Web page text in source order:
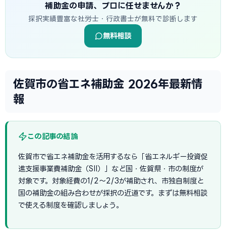
補助金の申請、プロに任せませんか？
採択実績豊富な社労士・行政書士が無料で診断します
無料相談
佐賀市の省エネ補助金 2026年最新情
報
この記事の結論
佐賀市で省エネ補助金を活用するなら「省エネルギー投資促
進支援事業費補助金（SII）」など国・佐賀県・市の制度が
対象です。対象経費の1/2〜2/3が補助され、市独自制度と
国の補助金の組み合わせが採択の近道です。まずは無料相談
で使える制度を確認しましょう。